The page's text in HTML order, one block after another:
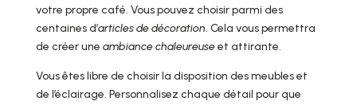
votre propre café. Vous pouvez choisir parmi des
centaines d’articles de décoration. Cela vous permettra
de créer une ambiance chaleureuseet attirante.
Vous êtes libre de choisir la disposition des meubles et
de l’éclairage. Personnalisez chaque détail pour que